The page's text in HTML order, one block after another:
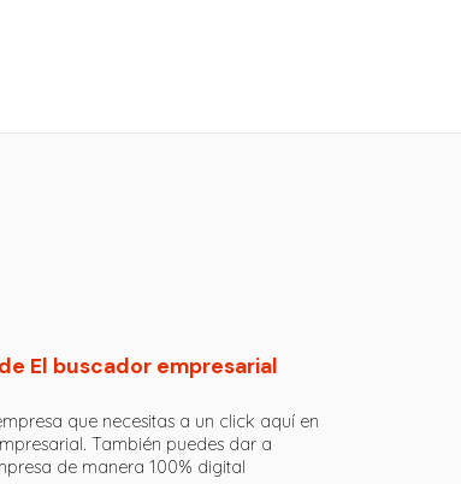
El buscador empresarial
que necesitas a un click aquí en
También puedes dar a
de manera 100% digital